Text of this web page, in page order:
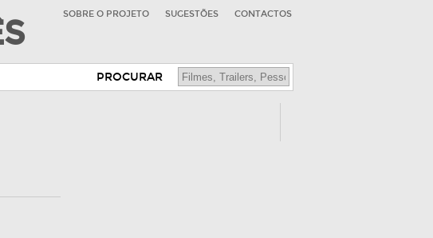
SOBRE O PROJETO SUGESTÕES CONTACTOS
PROCURAR